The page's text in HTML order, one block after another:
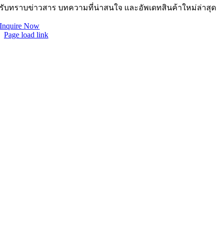
รับทราบข่าวสาร บทความที่น่าสนใจ และอัพเดทสินค้าใหม่ล่าสุด
Inquire Now
Page load link